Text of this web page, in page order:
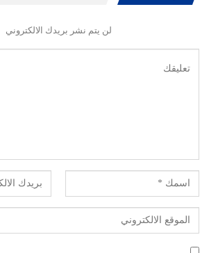
لن يتم نشر بريدك الالكتروني